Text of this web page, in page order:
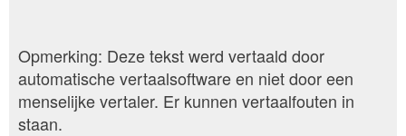
Opmerking: Deze tekst werd vertaald door
automatische vertaalsoftware en niet door een
menselijke vertaler. Er kunnen vertaalfouten in
staan.